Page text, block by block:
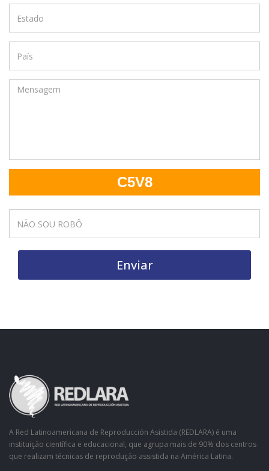
C5V8
Enviar
A Red Latinoamericana de Reproducción Asistida (REDLARA) é uma
instituição científica e educacional, que agrupa mais de 90% dos centros
que realizam técnicas de reprodução assistida na América Latina.